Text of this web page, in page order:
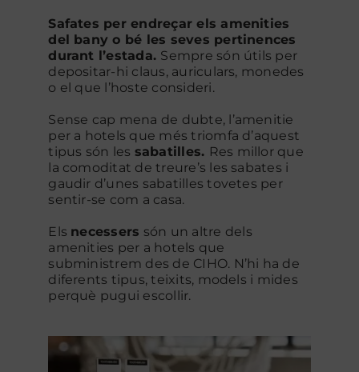
Safates per endreçar els amenities
del bany o bé les seves pertinences
durant l’estada. Sempre són útils per
depositar-hi claus, auriculars, monedes
o el que l’hoste consideri.
Sense cap mena de dubte, l’amenitie
per a hotels que més triomfa d’aquest
tipus són les sabatilles. Res millor que
la comoditat de treure’s les sabates i
gaudir d’unes sabatilles tovetes per
sentir-se com a casa.
Els necessers són un altre dels
amenities per a hotels que
subministrem des de CIHO. N’hi ha de
diferents tipus, teixits, models i mides
perquè pugui escollir.